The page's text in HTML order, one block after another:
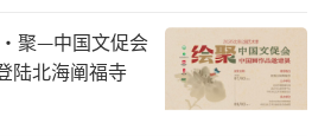
寿红的画有感
聚—中国文促会
陆北海阐福寺